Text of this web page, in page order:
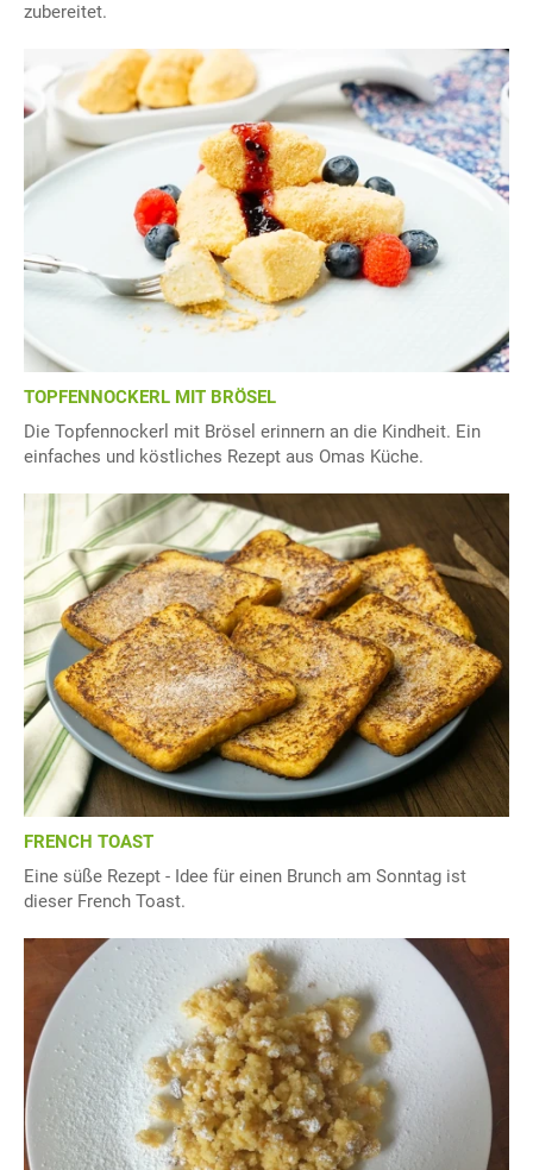
zubereitet.
TOPFENNOCKERL MIT BRÖSEL
Die Topfennockerl mit Brösel erinnern an die Kindheit. Ein
einfaches und köstliches Rezept aus Omas Küche.
FRENCH TOAST
Eine süße Rezept - Idee für einen Brunch am Sonntag ist
dieser French Toast.